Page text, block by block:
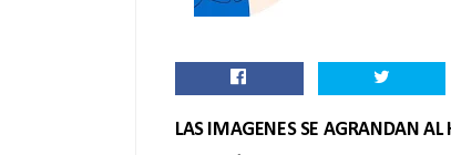
LAS IMAGENES SE AGRANDAN AL